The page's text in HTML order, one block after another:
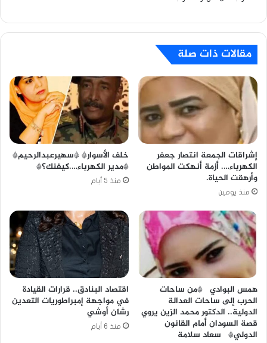
مقالات ذات صلة
إشراقات الجمعة انتصار جعفر
الكهرباء…. أزمة أنهكت المواطن
وأرهقت الحياة.
منذ يومين
خلف الأسوار* *سهيرعبدالرحيم*
*مدير الكهرباء….كيفنك؟*
منذ 5 أيام
همس البوادي *من ساحات
الحرب إلى ساحات العدالة
الدولية.. الدكتور محمد الزين يروي
قصة السودان أمام القانون
الدولي* سعاد سلامة
اقتصاد البنادق.. قرارات القيادة
في مواجهة إمبراطوريات التعدين
رشان أوشي
منذ 6 أيام